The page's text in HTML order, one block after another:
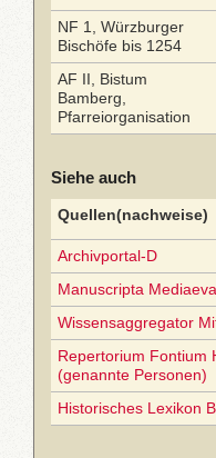
NF 1, Würzburger
Bischöfe bis 1254
AF II, Bistum
Bamberg,
Pfarreiorganisation
Siehe auch
Quellen(nachweise)
Archivportal-D
Manuscripta
Wissensaggregator
Repertorium Fontium
(genannte Personen)
Historisches Lexikon